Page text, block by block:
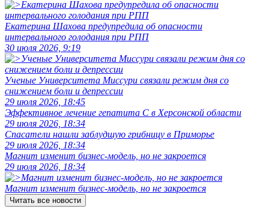
Екатерина Шахова предупредила об опасности
интервального голодания при РПП
30 июля 2026, 9:19
Ученые Университета Миссури связали режим дня со
снижением боли и депрессии
29 июля 2026, 18:45
Эффективное лечение гепатита C в Херсонской области
29 июля 2026, 18:34
Спасатели нашли заблудшую грибницу в Приморье
29 июля 2026, 18:34
Магнит изменит бизнес-модель, но не закроется
29 июля 2026, 18:34
Магнит изменит бизнес-модель, но не закроется
Читать все новости